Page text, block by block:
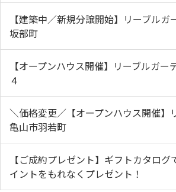
【建築中／新規分譲開始】リーブル
坂部町
【オープンハウス開催】リーブルガー
４
＼価格変更／【オープンハウス開催】
亀山市羽若町
【ご成約プレゼント】ギフトカタロ
イントをもれなくプレゼント！